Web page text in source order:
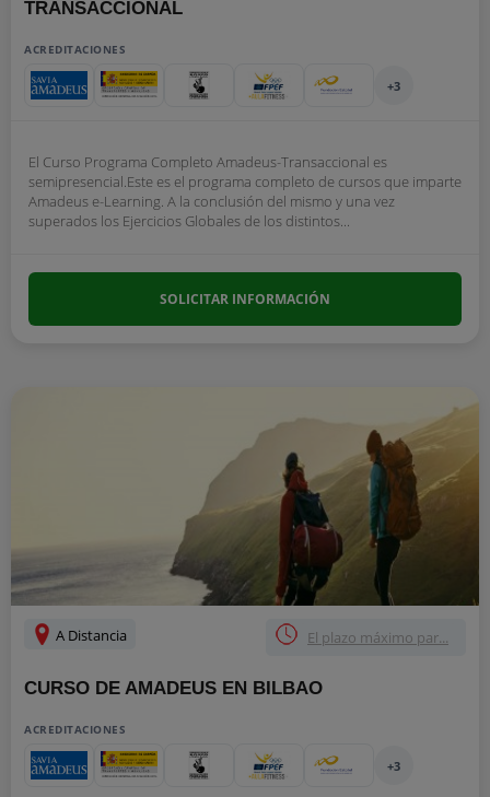
TRANSACCIONAL
ACREDITACIONES
+3
El Curso Programa Completo Amadeus-Transaccional es
semipresencial.Este es el programa completo de cursos que imparte
Amadeus e-Learning. A la conclusión del mismo y una vez
superados los Ejercicios Globales de los distintos...
SOLICITAR INFORMACIÓN
A Distancia El plazo máximo par...
CURSO DE AMADEUS EN BILBAO
ACREDITACIONES
+3